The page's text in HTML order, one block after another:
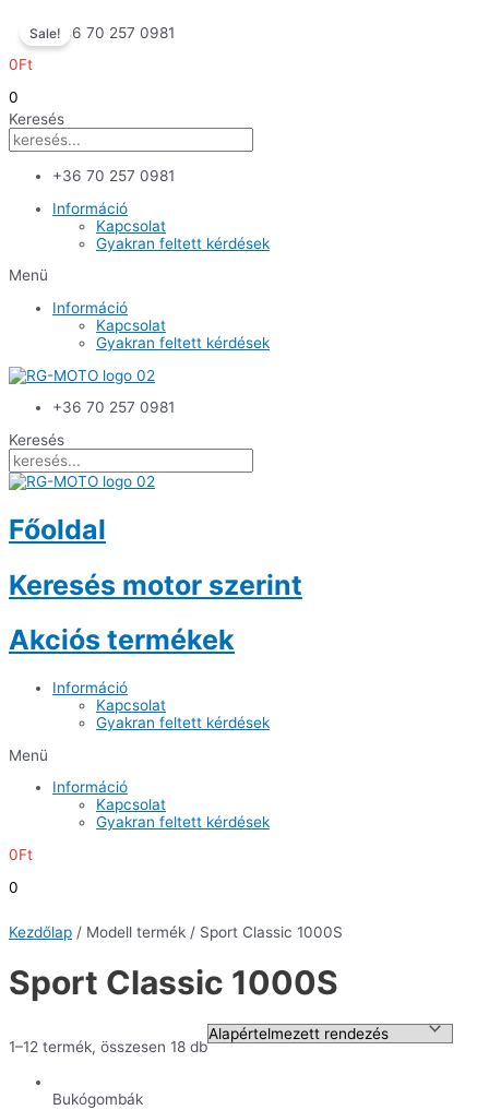
content
+36 70 257 0981
0Ft
0
Keresés
+36 70 257 0981
Információ
Kapcsolat
Gyakran feltett kérdések
Menü
Információ
Kapcsolat
Gyakran feltett kérdések
+36 70 257 0981
Keresés
Főoldal
Keresés motor szerint
Akciós termékek
Információ
Kapcsolat
Gyakran feltett kérdések
Menü
Információ
Kapcsolat
Gyakran feltett kérdések
0Ft
0
Kezdőlap / Modell termék / Sport Classic 1000S
Sport Classic 1000S
1–12 termék, összesen 18 db
Bukógombák
Sale!